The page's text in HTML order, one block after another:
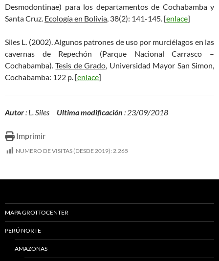
Desmodontinae) para los departamentos de Cochabamba y
Santa Cruz. Ecología en Bolivia, 38(2): 141-145. [enlace]
Siles L. (2002). Algunos patrones de uso por murciélagos en las
cavernas de Repechón (Parque Nacional Carrasco –
Cochabamba).Tesis de Grado, Universidad Mayor San Simon,
Cochabamba: 122 p. [enlace]
Autor: L. Siles Ultima modificación : 23/09/2018
Imprimir
NUMERO DE VISITAS (DESDE 2019): 2.265
MAPA GROTTOCENTER
PERÚ NORTE
AMAZONAS